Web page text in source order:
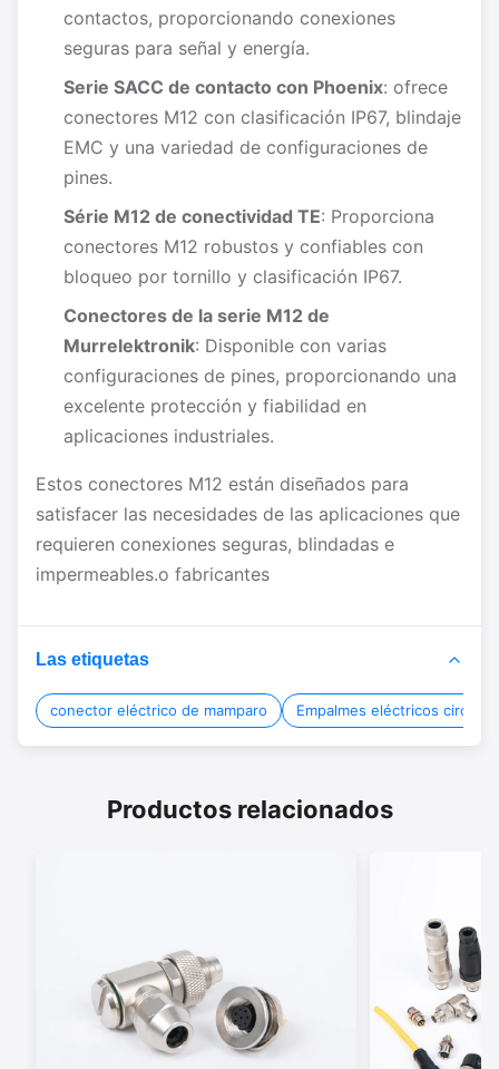
contactos, proporcionando conexiones
seguras para señal y energía.
Serie SACC de contacto con Phoenix: ofrece
conectores M12 con clasificación IP67, blindaje
EMC y una variedad de configuraciones de
pines.
Série M12 de conectividad TE: Proporciona
conectores M12 robustos y confiables con
bloqueo por tornillo y clasificación IP67.
Conectores de la serie M12 de
Murrelektronik: Disponible con varias
configuraciones de pines, proporcionando una
excelente protección y fiabilidad en
aplicaciones industriales.
Estos conectores M12 están diseñados para
satisfacer las necesidades de las aplicaciones que
requieren conexiones seguras, blindadas e
impermeables.o fabricantes
Las etiquetas
conector eléctrico de mamparo Empalmes eléctricos
Productos relacionados